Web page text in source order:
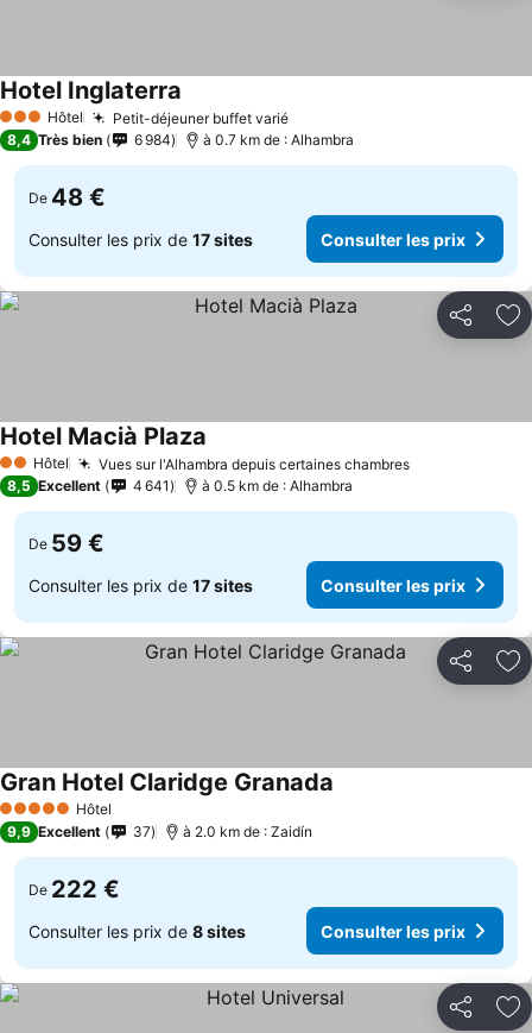
3 ÉtoilesHôtel Petit-déjeuner buffet varié
Hotel Inglaterra
8,4 Très bien 6 984 à 0.7 km de : Alhambra
De 48 €
Consulter les prix de 17 sites Consulter les prix
Partager
2 Étoiles
Hôtel Vues sur l'Alhambra depuis certaines chambres
Hotel Macià Plaza
8,5 Excellent 4 641 à 0.5 km de : Alhambra
De 59 €
Consulter les prix de 17 sites Consulter les prix
Partager
5 Étoiles Hôtel
Gran Hotel Claridge Granada
9,9 Excellent 37 à 2.0 km de : Zaidín
De 222 €
Consulter les prix de 8 sites Consulter les prix
Partager